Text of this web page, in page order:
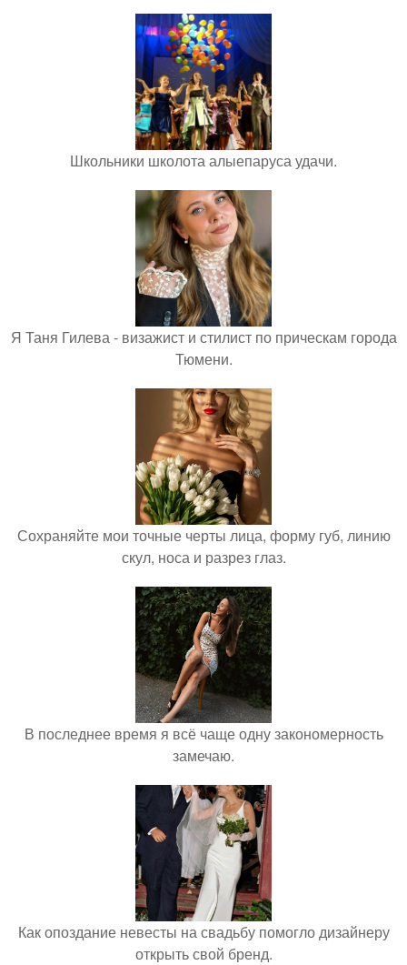
Школьники школота алыепаруса удачи.
Я Таня Гилева - визажист и стилист по прическам города
Тюмени.
Сохраняйте мои точные черты лица, форму губ, линию
скул, носа и разрез глаз.
В последнее время я всё чаще одну закономерность
замечаю.
Как опоздание невесты на свадьбу помогло дизайнеру
открыть свой бренд.